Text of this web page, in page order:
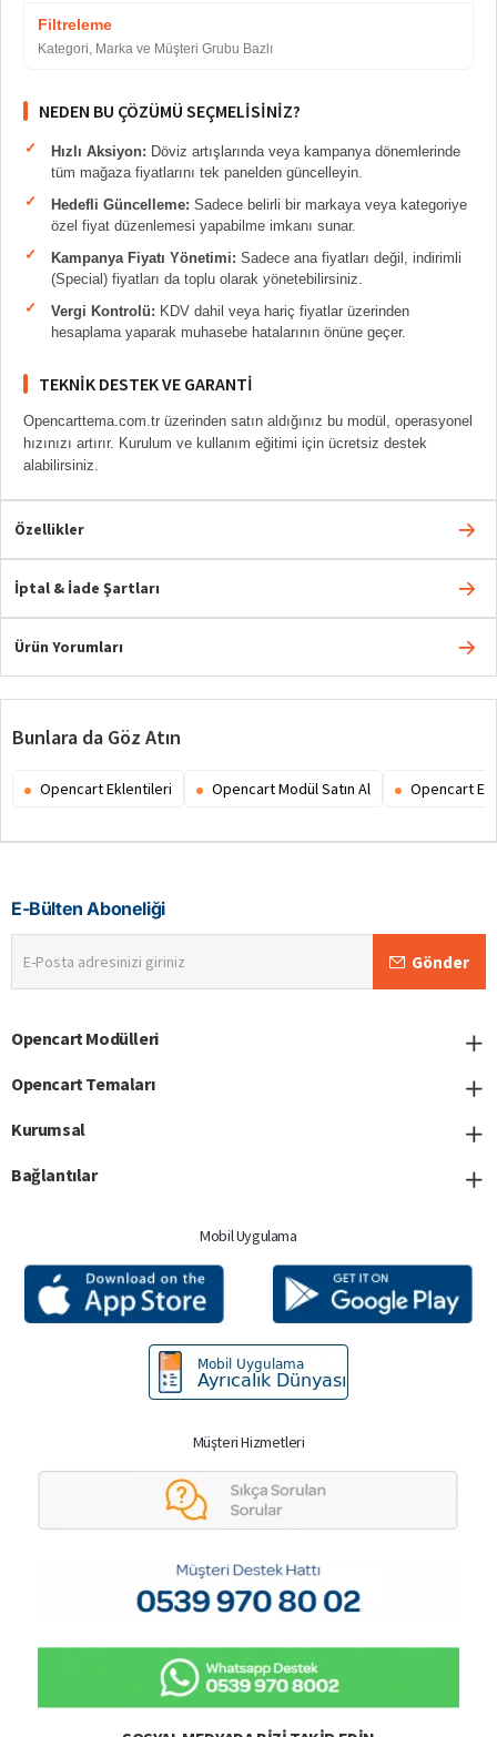
Filtreleme
Kategori, Marka ve Müşteri Grubu Bazlı
NEDEN BU ÇÖZÜMÜ SEÇMELISINIZ?
Hızlı Aksiyon: Döviz artışlarında veya kampanya dönemlerinde
tüm mağaza fiyatlarını tek panelden güncelleyin.
Hedefli Güncelleme: Sadece belirli bir markaya veya kategoriye
özel fiyat düzenlemesi yapabilme imkanı sunar.
Kampanya Fiyatı Yönetimi: Sadece ana fiyatları değil, indirimli
(Special) fiyatları da toplu olarak yönetebilirsiniz.
Vergi Kontrolü: KDV dahil veya hariç fiyatlar üzerinden
hesaplama yaparak muhasebe hatalarının önüne geçer.
TEKNIK DESTEK VE GARANTI
Opencarttema.com.tr üzerinden satın aldığınız bu modül, operasyonel
hızınızı artırır. Kurulum ve kullanım eğitimi için ücretsiz destek
alabilirsiniz.
Özellikler
İptal & İade Şartları
Ürün Yorumları
Bunlara da Göz Atın
Opencart Eklentileri Opencart Modül Satın Al Opencart
E-Bülten Aboneliği
Posta
adresinizi
Gönder
Opencart Modülleri
Opencart Temaları
Kurumsal
Bağlantılar
Mobil Uygulama
Müşteri Hizmetleri